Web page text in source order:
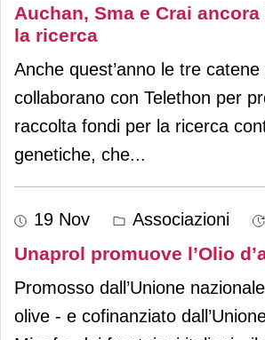
Auchan, Sma e Crai
la ricerca
Anche quest’anno le tre
collaborano con Telethon per
raccolta fondi per la ricerca
genetiche, che...
19 Nov Associazioni
Unaprol promuove l’Olio
Promosso dall’Unione
olive - e cofinanziato